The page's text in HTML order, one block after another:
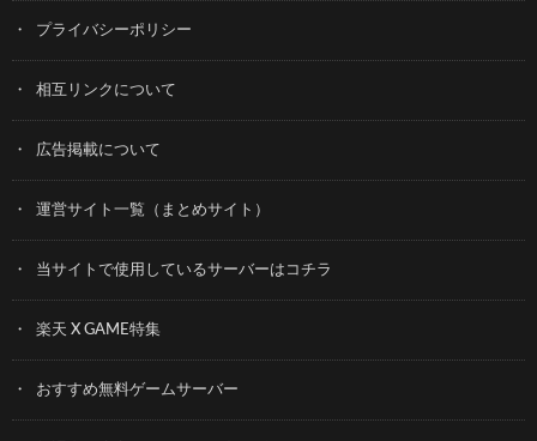
プライバシーポリシー
相互リンクについて
広告掲載について
運営サイト一覧（まとめサイト）
当サイトで使用しているサーバーはコチラ
楽天 X GAME特集
おすすめ無料ゲームサーバー